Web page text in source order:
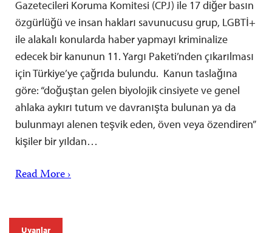
Gazetecileri Koruma Komitesi (CPJ) ile 17 diğer basın
özgürlüğü ve insan hakları savunucusu grup, LGBTİ+
ile alakalı konularda haber yapmayı kriminalize
edecek bir kanunun 11. Yargı Paketi’nden çıkarılması
için Türkiye’ye çağrıda bulundu. Kanun taslağına
göre: “doğuştan gelen biyolojik cinsiyete ve genel
ahlaka aykırı tutum ve davranışta bulunan ya da
bulunmayı alenen teşvik eden, öven veya özendiren”
kişiler bir yıldan…
Read More ›
Uyarılar